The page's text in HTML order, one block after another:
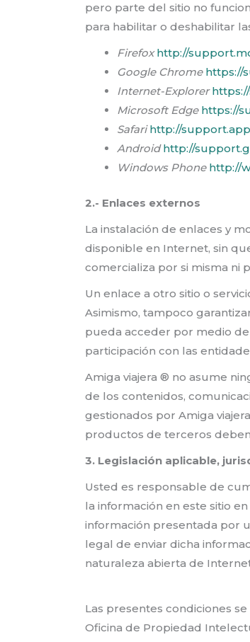
pero parte del sitio no
para habilitar o deshabilitar
Firefoxhttp://
Google Chrome https://
Internet-Explorer
Microsoft Edge https://
Safarihttp://
Androidhttp://
Windows Phone http://
2.- Enlaces externos
La instalación de enlaces y
disponible en Internet, sin
comercializa por si misma ni
Un enlace a otro sitio o
Asimismo, tampoco
pueda acceder por medio de
participación con las
Amiga viajera ® no asume
de los contenidos,
gestionados por Amiga
productos de terceros
3. Legislación aplicable,
Usted es responsable de
la información en este sitio
información presentada por
legal de enviar dicha
naturaleza abierta de
Las presentes condiciones
Oficina de Propiedad